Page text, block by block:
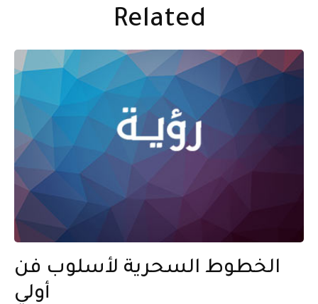
Related
الخطوط السحرية لأسلوب فن
أولي